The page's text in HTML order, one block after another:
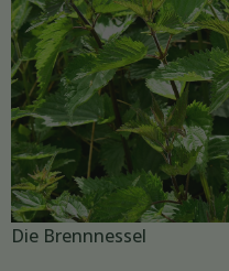
Die Brennnessel